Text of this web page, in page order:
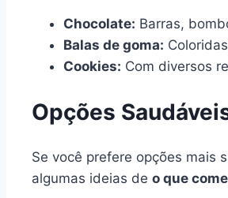
Chocolate: Barras,
Balas de goma:
Cookies: Com diversos
Opções
Se você prefere opções mais
algumas ideias de o que